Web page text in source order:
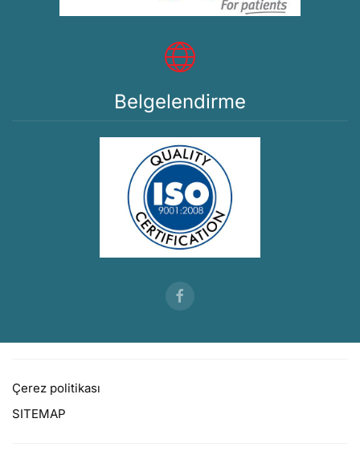
Belgelendirme
Çerez politikası
SITEMAP